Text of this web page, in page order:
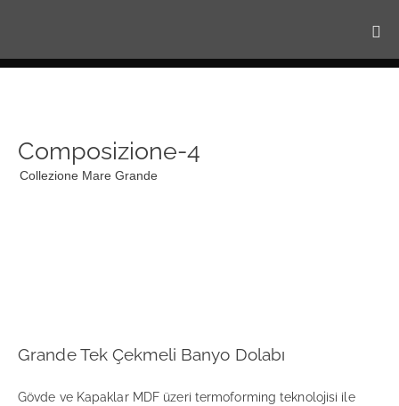
Composizione-4
Collezione Mare Grande
Grande Tek Çekmeli Banyo Dolabı
Gövde ve Kapaklar MDF üzeri termoforming teknolojisi ile